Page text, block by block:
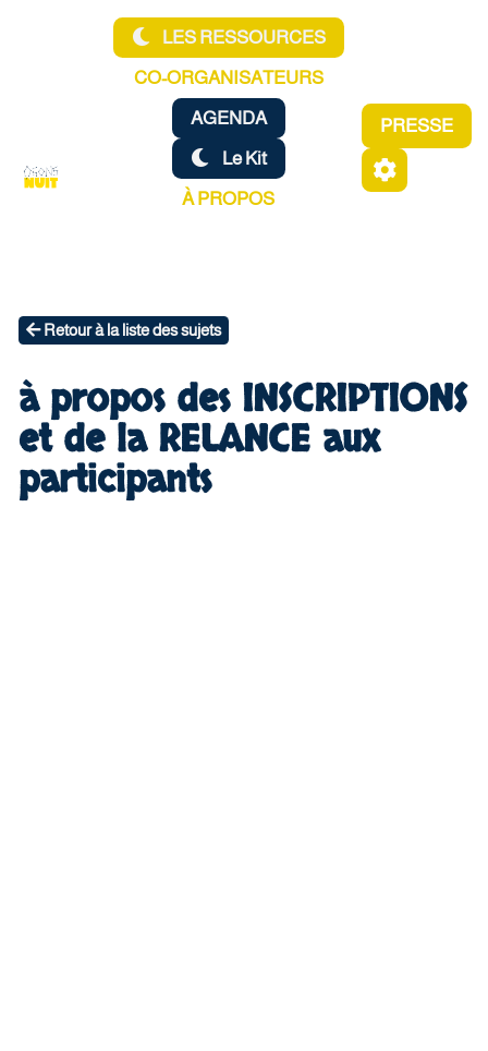
Aller au contenu principal
LES RESSOURCES
CO-ORGANISATEURS
AGENDA
Le Kit
À PROPOS
PRESSE
Retour à la liste des sujets
à propos des INSCRIPTIONS
et de la RELANCE aux
participants